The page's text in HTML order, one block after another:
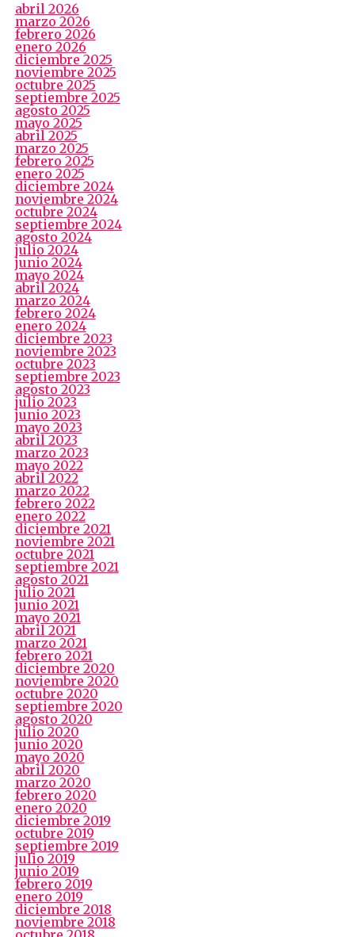
abril 2026
marzo 2026
febrero 2026
enero 2026
diciembre 2025
noviembre 2025
octubre 2025
septiembre 2025
agosto 2025
mayo 2025
abril 2025
marzo 2025
febrero 2025
enero 2025
diciembre 2024
noviembre 2024
octubre 2024
septiembre 2024
agosto 2024
julio 2024
junio 2024
mayo 2024
abril 2024
marzo 2024
febrero 2024
enero 2024
diciembre 2023
noviembre 2023
octubre 2023
septiembre 2023
agosto 2023
julio 2023
junio 2023
mayo 2023
abril 2023
marzo 2023
mayo 2022
abril 2022
marzo 2022
febrero 2022
enero 2022
diciembre 2021
noviembre 2021
octubre 2021
septiembre 2021
agosto 2021
julio 2021
junio 2021
mayo 2021
abril 2021
marzo 2021
febrero 2021
diciembre 2020
noviembre 2020
octubre 2020
septiembre 2020
agosto 2020
julio 2020
junio 2020
mayo 2020
abril 2020
marzo 2020
febrero 2020
enero 2020
diciembre 2019
octubre 2019
septiembre 2019
julio 2019
junio 2019
febrero 2019
enero 2019
diciembre 2018
noviembre 2018